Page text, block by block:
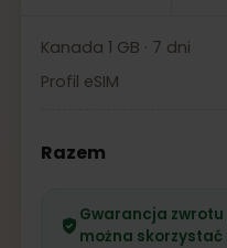
Kanada 1 GB · 7 dni
Profil eSIM
Razem
Gwarancja zwrotu
można skorzystać